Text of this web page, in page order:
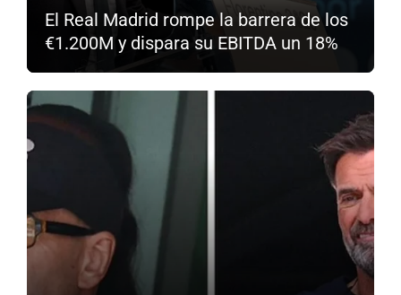
El Real Madrid rompe la barrera de los
€1.200M y dispara su EBITDA un 18%